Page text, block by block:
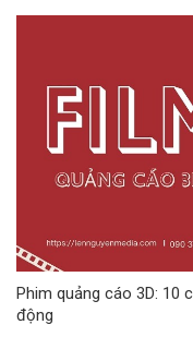
Phim quảng cáo 3D: 10
động